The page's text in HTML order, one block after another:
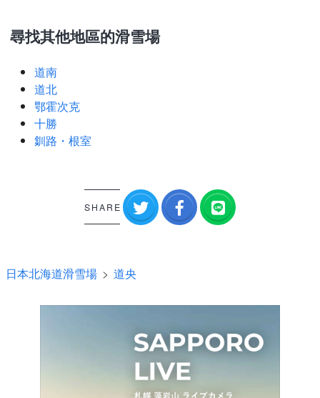
尋找其他地區的滑雪場
道南
道北
鄂霍次克
十勝
釧路・根室
SHARE
日本北海道滑雪場 道央